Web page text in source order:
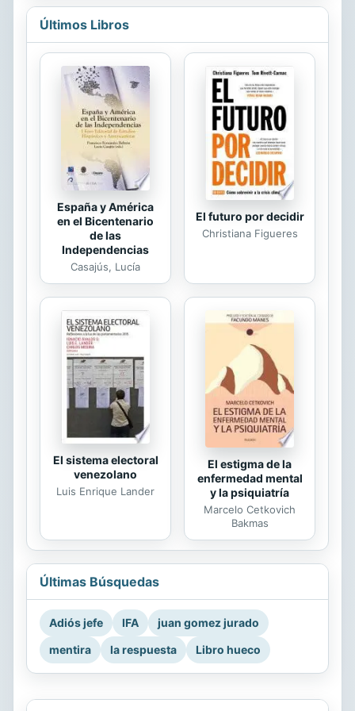
Jennifer capaz de escapar de la
seducción de Jack Kemble, o
conseguirá él lo que quiere?. Esta es
la parte 2 de una serie de 4.
Últimos Libros
España y América
en el Bicentenario
de las
Independencias
Casajús, Lucía
El futuro por decidir
Christiana Figueres
El sistema electoral
venezolano
Luis Enrique Lander
El estigma de la
enfermedad mental
y la psiquiatría
Marcelo Cetkovich
Bakmas
Últimas Búsquedas
Adiós jefe IFA
juan gomez jurado
mentira
la respuesta Libro hueco